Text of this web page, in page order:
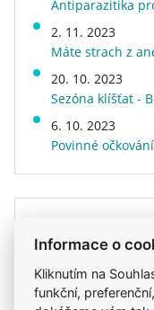
Indikace
Chronické
Recidivující
se sníženou
Prevence
Kontraindikace
Růst, březost a
9 kg
10 kg
*L.I.P.: protein
stravitelnost.
Příchuť (Protein)
Zdraví a určení
Kvalita
Energetická hodnota
Speciální vlastnosti
Hmotnost
Antiparazitika
2. 11. 2023
Máte strach z
20. 10. 2023
Sezóna klíšťat -
6. 10. 2023
Povinné
E-
Informace o
Kliknutím na
funkční,